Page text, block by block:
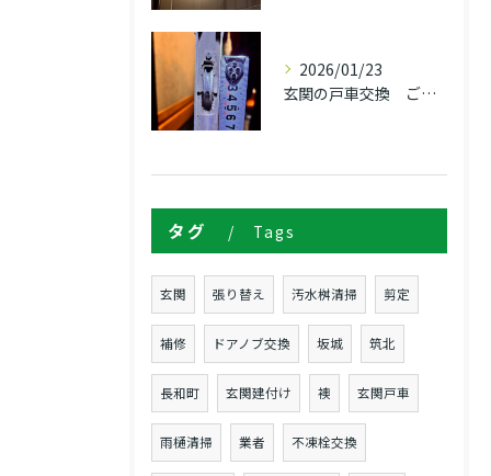
2026/01/23
玄関の戸車交換 ご依頼！！
タグ Tags
玄関 張り替え 汚水桝清掃 剪定
補修 ドアノブ交換 坂城 筑北
長和町 玄関建付け 襖 玄関戸車
雨樋清掃 業者 不凍栓交換